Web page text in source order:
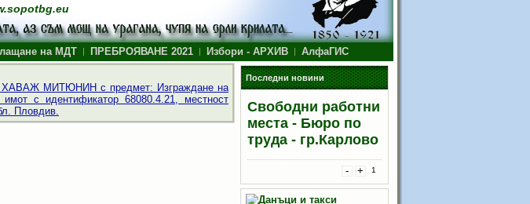
на МДТ ПРЕБРОЯВАНЕ 2021 Избори - АРХИВ АлфаГИС
ХАВАЖ МИТЮНИН с предмет: Изграждане на
с идентификатор 68080.4.21, местност
Пловдив.
Последни новини
Свободни работни
места - Бюро по
труда - гр.Карлово
- + 1